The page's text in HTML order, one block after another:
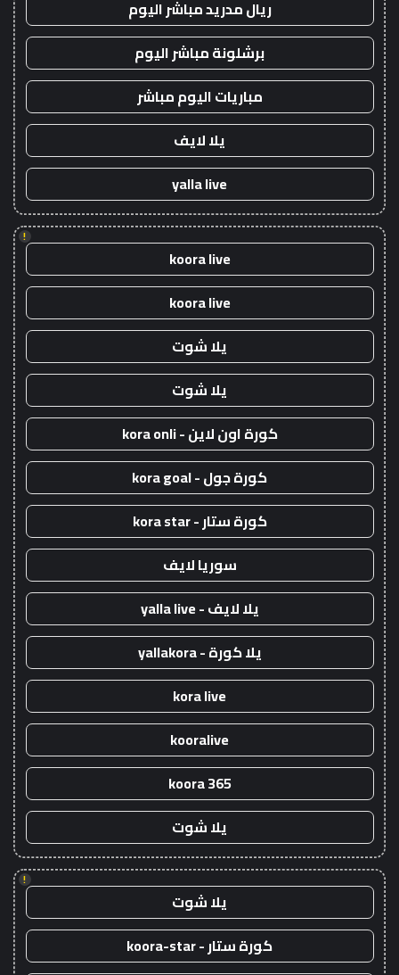
ريال مدريد مباشر اليوم
برشلونة مباشر اليوم
مباريات اليوم مباشر
يلا لايف
yalla live
!
koora live
koora live
يلا شوت
يلا شوت
كورة اون لاين - kora onli
كورة جول - kora goal
كورة ستار - kora star
سوريا لايف
يلا لايف - yalla live
يلا كورة - yallakora
kora live
kooralive
koora 365
يلا شوت
!
يلا شوت
كورة ستار - koora-star